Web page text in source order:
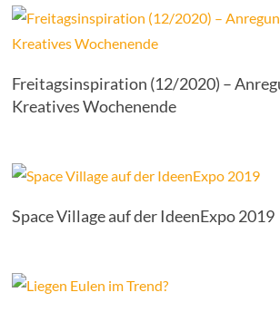
Freitagsinspiration (12/2020) –
Kreatives Wochenende
Space Village auf der IdeenExpo 2019